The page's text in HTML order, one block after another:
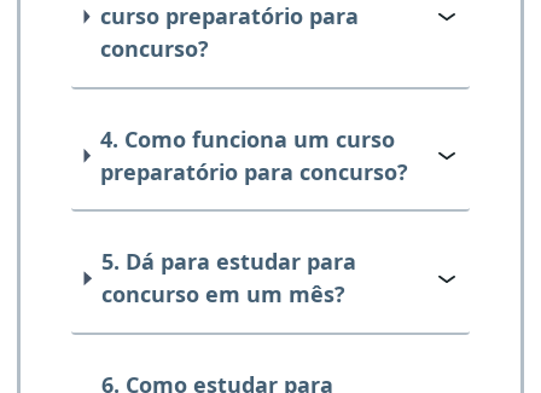
curso preparatório para
concurso?
4. Como funciona um curso
preparatório para concurso?
5. Dá para estudar para
concurso em um mês?
6. Como estudar para